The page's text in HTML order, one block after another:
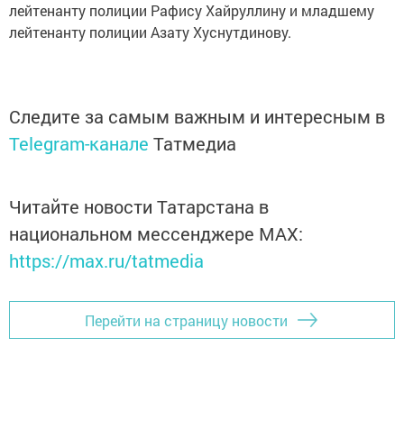
лейтенанту полиции Рафису Хайруллину и младшему
лейтенанту полиции Азату Хуснутдинову.
Следите за самым важным и интересным в
Telegram-канале Татмедиа
Читайте новости Татарстана в
национальном мессенджере MАХ:
https://max.ru/tatmedia
Перейти на страницу новости